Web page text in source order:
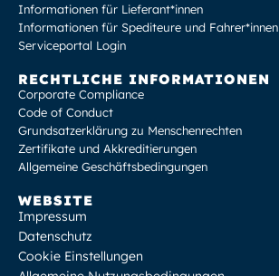
Informationen für Lieferant*innen
Informationen für Spediteure und Fahrer*innen
Serviceportal Login
RECHTLICHE INFORMATIONEN
Corporate Compliance
Code of Conduct
Grundsatzerklärung zu Menschenrechten
Zertifikate und Akkreditierungen
Allgemeine Geschäftsbedingungen
WEBSITE
Impressum
Datenschutz
Cookie Einstellungen